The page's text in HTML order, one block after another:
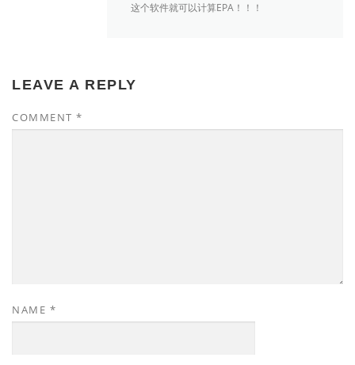
这个软件就可以计算EPA！！！
LEAVE A REPLY
COMMENT *
NAME *